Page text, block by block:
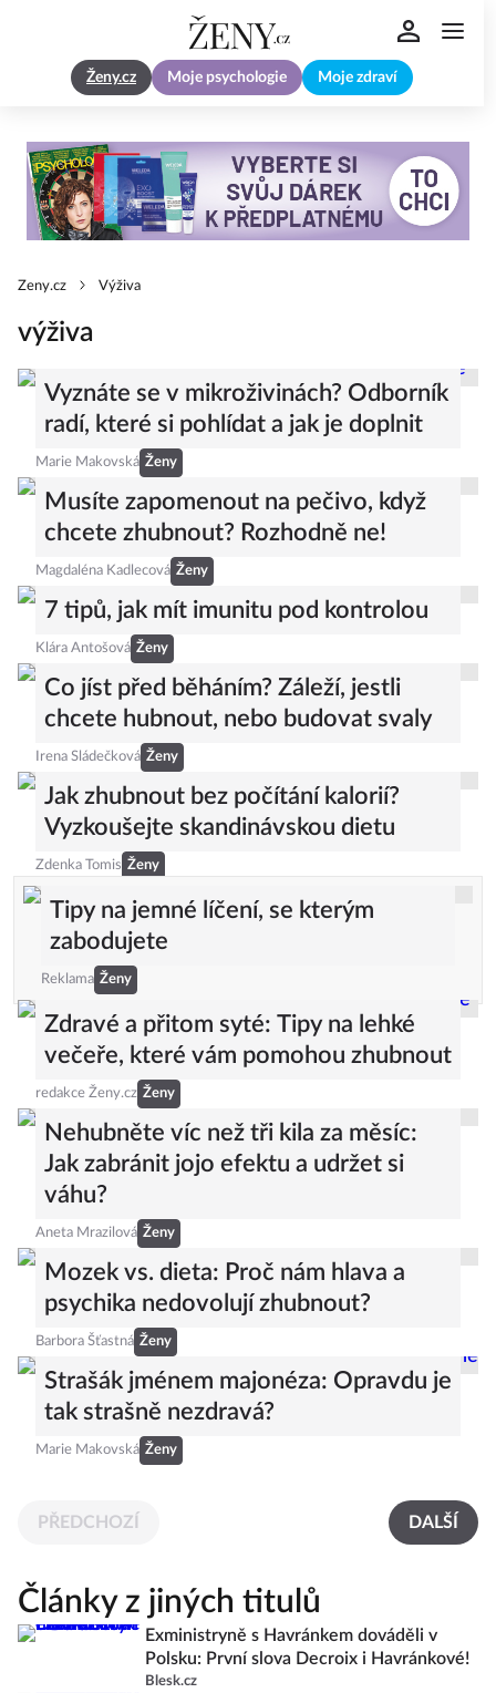
Ženy.cz Moje psychologie Moje zdraví
Zeny.cz Výživa
výživa
Vyznáte se v mikroživinách? Odborník
radí, které si pohlídat a jak je doplnit
Marie Makovská Ženy
Musíte zapomenout na pečivo, když
chcete zhubnout? Rozhodně ne!
Magdaléna Kadlecová Ženy
7 tipů, jak mít imunitu pod kontrolou
Klára Antošová Ženy
Co jíst před běháním? Záleží, jestli
chcete hubnout, nebo budovat svaly
Irena Sládečková Ženy
Jak zhubnout bez počítání kalorií?
Vyzkoušejte skandinávskou dietu
Zdenka Tomis Ženy
Tipy na jemné líčení, se kterým
zabodujete
Reklama Ženy
Zdravé a přitom syté: Tipy na lehké
večeře, které vám pomohou zhubnout
redakce Ženy.cz Ženy
Nehubněte víc než tři kila za měsíc:
Jak zabránit jojo efektu a udržet si
váhu?
Aneta Mrazilová Ženy
Mozek vs. dieta: Proč nám hlava a
psychika nedovolují zhubnout?
Barbora Šťastná Ženy
Strašák jménem majonéza: Opravdu je
tak strašně nezdravá?
Marie Makovská Ženy
PŘEDCHOZÍ DALŠÍ
Články z jiných titulů
Exministryně s Havránkem dováděli v
Polsku: První slova Decroix i Havránkové!
Blesk.cz